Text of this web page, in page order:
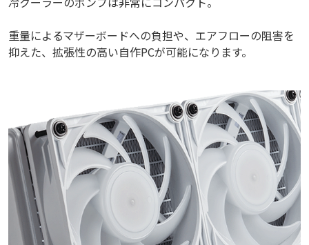
重量によるマザーボードへの負担や、エアフローの阻害を
抑えた、拡張性の高い自作PCが可能になります。